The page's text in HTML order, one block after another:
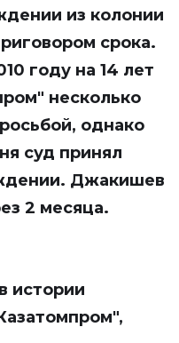
из колонии
срока.
году на 14 лет
несколько
однако
суд принял
Джакишев
2 месяца.
истории